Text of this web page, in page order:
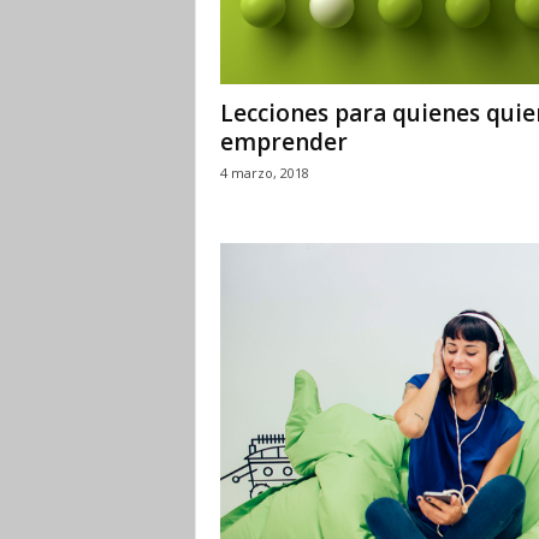
Lecciones para quienes
emprender
4 marzo, 2018